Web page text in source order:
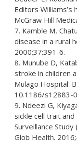
Editors
McGraw Hill
7. Kamble M,
disease in a rural
2000;37:391-6.
8. Munube D,
stroke in children
Mulago Hospital.
10.1186/s12883-
9. Ndeezi G,
sickle cell trait and
Surveillance
Glob Health.